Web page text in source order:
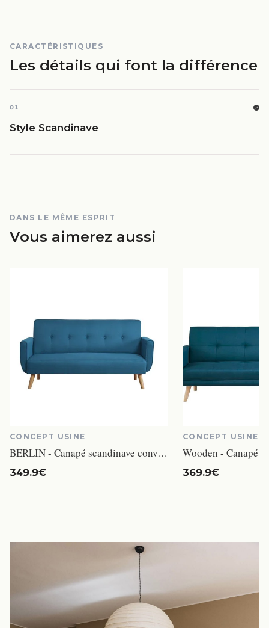
CARACTÉRISTIQUES
Les détails qui font la différence
01
Style Scandinave
DANS LE MÊME ESPRIT
Vous aimerez aussi
CONCEPT USINE
BERLIN - Canapé scandinave convertible 3 places bleu canard
349.9€
CONCEPT USINE
369.9€